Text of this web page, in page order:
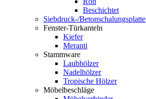
Beschichtet
Siebdruck-/Betonschalungsplatte
Fenster-Türkanteln
Kiefer
Meranti
Stammware
Laubhölzer
Nadelhölzer
Tropische Hölzer
Möbelbeschläge